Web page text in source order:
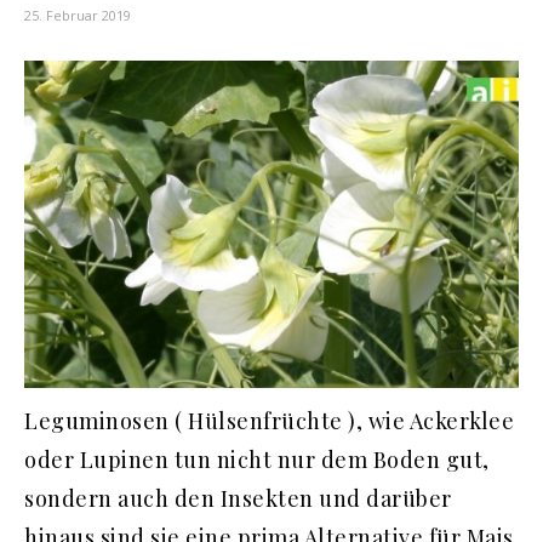
25. Februar 2019
Leguminosen ( Hülsenfrüchte ), wie Ackerklee
oder Lupinen tun nicht nur dem Boden gut,
sondern auch den Insekten und darüber